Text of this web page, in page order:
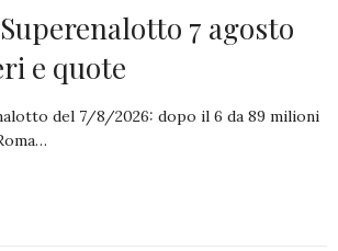
7 agosto
e quote
del 7/8/2026: dopo il 6 da 89 milioni